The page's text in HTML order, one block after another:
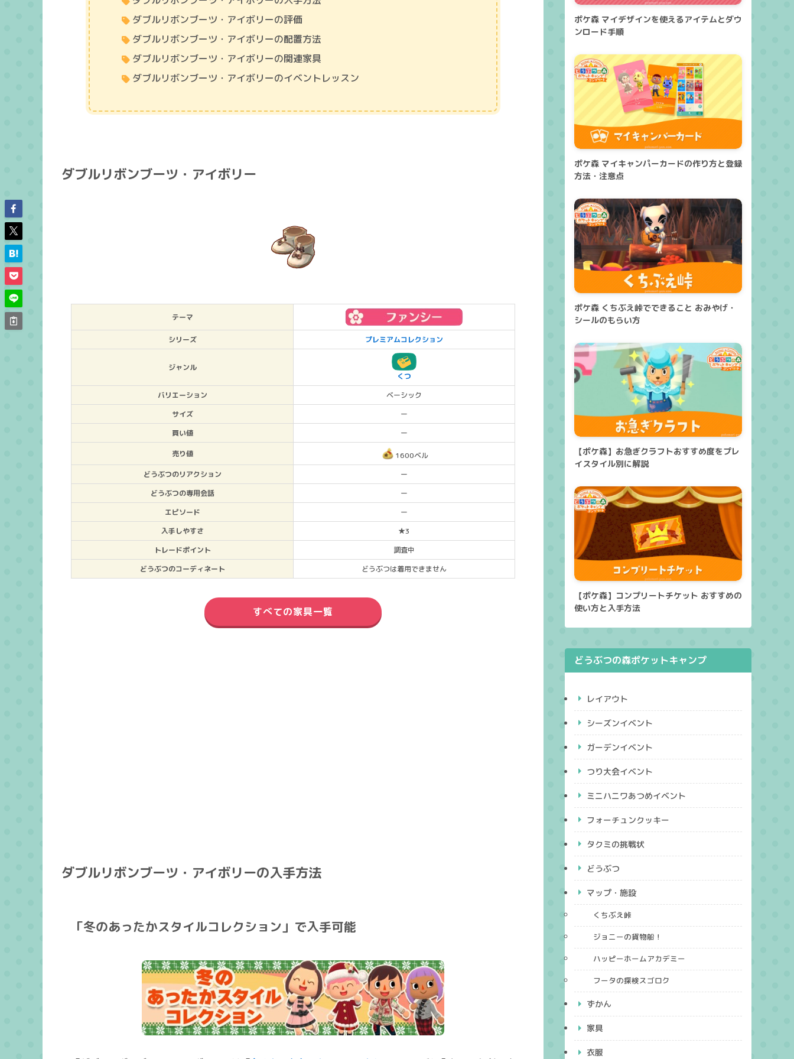
ダブルリボンブーツ・アイボリーの評価
ダブルリボンブーツ・アイボリーの配置方法
ダブルリボンブーツ・アイボリーの関連家具
ダブルリボンブーツ・アイボリーのイベントレッスン
ダブルリボンブーツ・アイボリー
テーマ
シリーズ プレミアムコレクション
ジャンル
くつ
バリエーション
ベーシック
サイズ
ー
買い値
ー
売り値
1600ベル
どうぶつのリアクション
ー
どうぶつの専用会話
ー
エピソード
ー
入手しやすさ
★3
トレードポイント
調査中
どうぶつのコーディネート
どうぶつは着用できません
すべての家具一覧
ダブルリボンブーツ・アイボリーの入手方法
「冬のあったかスタイルコレクション」で入手可能
ポケ森 マイデザインを使えるアイテムとダウ
ンロード手順
ポケ森 マイキャンパーカードの作り方と登録
方法・注意点
ポケ森 くちぶえ峠でできること おみやげ・
シールのもらい方
【ポケ森】お急ぎクラフトおすすめ度をプレ
イスタイル別に解説
【ポケ森】コンプリートチケット おすすめの
使い方と入手方法
どうぶつの森ポケットキャンプ
レイアウト
シーズンイベント
ガーデンイベント
つり大会イベント
ミニハニワあつめイベント
フォーチュンクッキー
タクミの挑戦状
どうぶつ
マップ・施設
くちぶえ峠
ジョニーの貨物船！
ハッピーホームアカデミー
フータの探検スゴロク
ずかん
家具
衣服